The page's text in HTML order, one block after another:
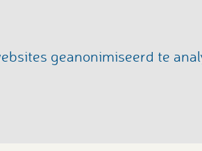
geanonimiseerd te